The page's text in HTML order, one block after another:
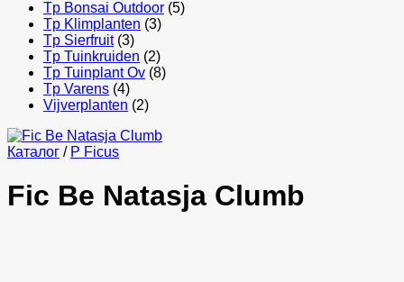
Tp Bonsai Outdoor (5)
Tp Klimplanten (3)
Tp Sierfruit (3)
Tp Tuinkruiden (2)
Tp Tuinplant Ov (8)
Tp Varens (4)
Vijverplanten (2)
Каталог / P Ficus
Fic Be Natasja Clumb